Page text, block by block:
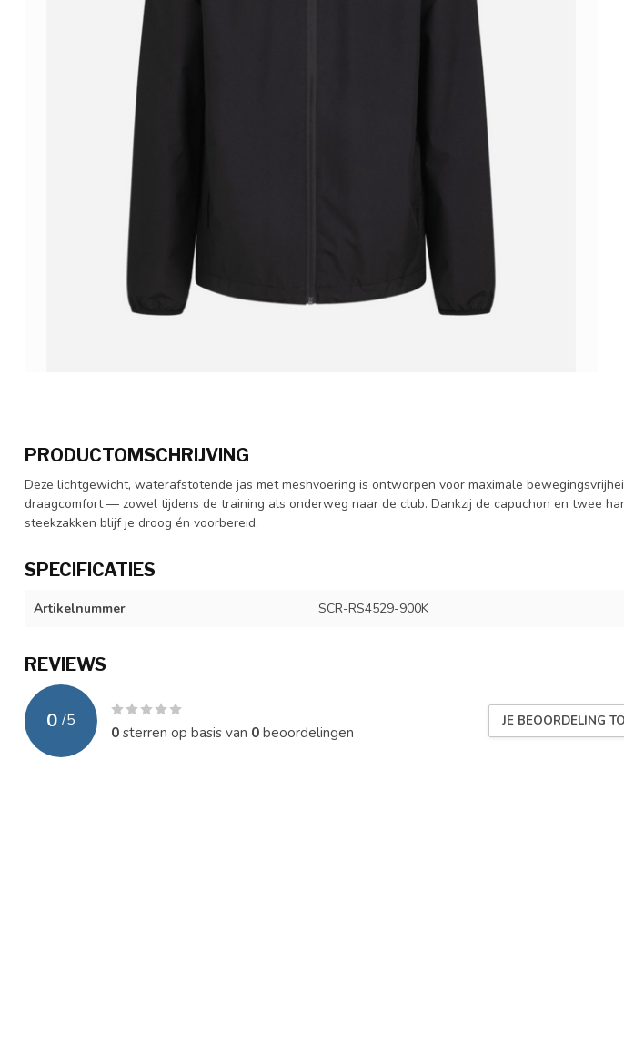
PRODUCTOMSCHRIJVING
Deze lichtgewicht, waterafstotende jas met meshvoering is ontworpen voor maximale
draagcomfort — zowel tijdens de training als onderweg naar de club. Dankzij de capuchon en twee
steekzakken blijf je droog én voorbereid.
SPECIFICATIES
Artikelnummer SCR-RS4529-900K
REVIEWS
0 /5
0sterren op basis van 0beoordelingen
JE BEOORDELING